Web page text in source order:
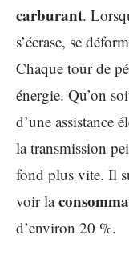
carburant.
s’écrase, se
Chaque tour de
énergie. Qu’on
d’une assistance
la transmission
fond plus vite. Il
voir la
d’environ 20 %.